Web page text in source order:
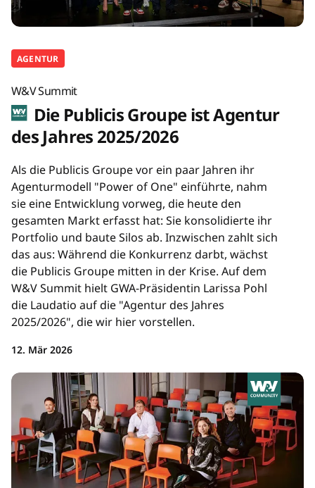
AGENTUR
W&V Summit
Die Publicis Groupe ist Agentur
des Jahres 2025/2026
Als die Publicis Groupe vor ein paar Jahren ihr
Agenturmodell "Power of One" einführte, nahm
sie eine Entwicklung vorweg, die heute den
gesamten Markt erfasst hat: Sie konsolidierte ihr
Portfolio und baute Silos ab. Inzwischen zahlt sich
das aus: Während die Konkurrenz darbt, wächst
die Publicis Groupe mitten in der Krise. Auf dem
W&V Summit hielt GWA-Präsidentin Larissa Pohl
die Laudatio auf die "Agentur des Jahres
2025/2026", die wir hier vorstellen.
12. Mär 2026